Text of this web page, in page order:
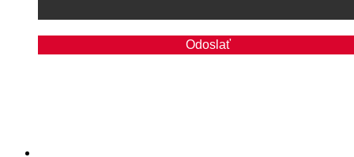
Odoslať